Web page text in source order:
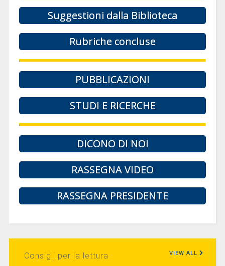
Suggestioni dalla Biblioteca
Rubriche concluse
PUBBLICAZIONI
STUDI E RICERCHE
DICONO DI NOI
RASSEGNA VIDEO
RASSEGNA PRESIDENTE
Consigli per la lettura VIEW ALL